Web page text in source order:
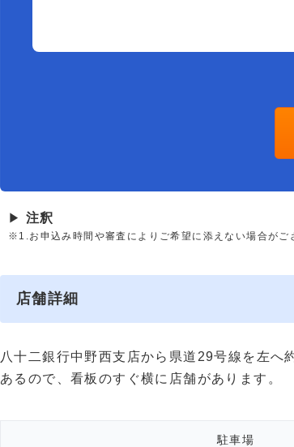
▶ 注釈
※1.お申込み時間や審査によりご希望に添えない場合がご
店舗詳細
八十二銀行中野西支店から県道29号線を左
あるので、看板のすぐ横に店舗があります。
駐車場